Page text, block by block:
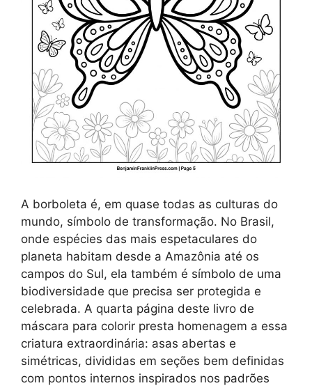
A borboleta é, em quase todas as culturas do
mundo, símbolo de transformação. No Brasil,
onde espécies das mais espetaculares do
planeta habitam desde a Amazônia até os
campos do Sul, ela também é símbolo de uma
biodiversidade que precisa ser protegida e
celebrada. A quarta página deste livro de
máscara para colorir presta homenagem a essa
criatura extraordinária: asas abertas e
simétricas, divididas em seções bem definidas
com pontos internos inspirados nos padrões